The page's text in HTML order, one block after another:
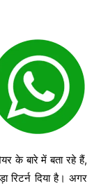
के बारे में बता रहे हैं,
दिया है। अगर